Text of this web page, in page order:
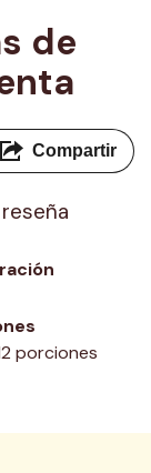
de
Compartir
porciones